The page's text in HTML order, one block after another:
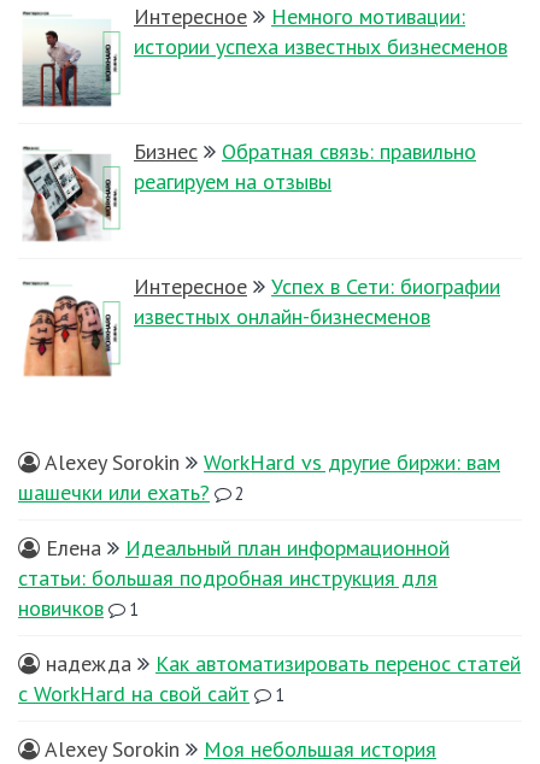
Интересное
Немного мотивации:
истории успеха известных бизнесменов
Бизнес
Обратная связь: правильно
реагируем на отзывы
Интересное
Успех в Сети: биографии
известных онлайн-бизнесменов
Alexey Sorokin
WorkHard vs другие биржи: вам
шашечки или ехать?
2
Елена
Идеальный план информационной
статьи: большая подробная инструкция для
новичков
1
надежда
Как автоматизировать перенос статей
с WorkHard на свой сайт
1
Alexey Sorokin
Моя небольшая история